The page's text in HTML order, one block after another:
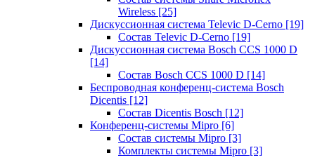
Wireless [25]
Дискуссионная система Televic D-Cerno [19]
Состав Televic D-Cerno [19]
Дискуссионная система Bosch CCS 1000 D
[14]
Состав Bosch CCS 1000 D [14]
Беспроводная конференц-система Bosch
Dicentis [12]
Состав Dicentis Bosch [12]
Конференц-системы Mipro [6]
Состав системы Mipro [3]
Комплекты системы Mipro [3]